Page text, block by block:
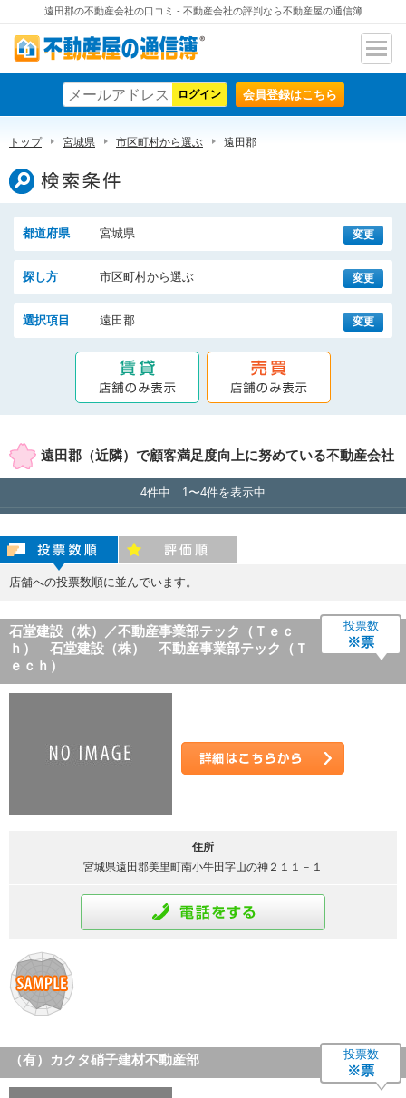
遠田郡の不動産会社の口コミ - 不動産会社の評判なら不動産屋の通信簿
不動産屋の通信簿
ナビ
ン
会員登録はこちら
トップ 宮城県 市区町村から選ぶ 遠田郡
検索条件
都道府県 宮城県 変更
探し方 市区町村から選ぶ 変更
選択項目 遠田郡 変更
遠田郡（近隣）で顧客満足度向上に努めている不動産会社
4件中 1〜4件を表示中
店舗への投票数順に並んでいます。
石堂建設（株）／不動産事業部テック（Ｔｅｃ
ｈ） 石堂建設（株） 不動産事業部テック（Ｔ
ｅｃｈ）
投票数
※票
住所
宮城県遠田郡美里町南小牛田字山の神２１１－１
（有）カクタ硝子建材不動産部 投票数
※票